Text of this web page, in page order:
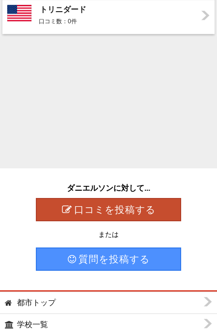
トリニダード
口コミ数：0件
ダニエルソンに対して...
口コミを投稿する
または
質問を投稿する
都市トップ
学校一覧